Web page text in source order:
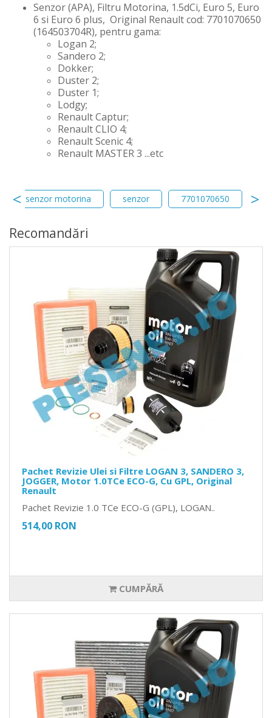
Senzor (APA), Filtru Motorina, 1.5dCi, Euro 5, Euro
6 si Euro 6 plus, Original Renault cod: 7701070650
(164503704R), pentru gama:
Logan 2;
Sandero 2;
Dokker;
Duster 2;
Duster 1;
Lodgy;
Renault Captur;
Renault CLIO 4;
Renault Scenic 4;
Renault MASTER 3 ...etc
senzor motorina senzor 7701070650
Recomandări
Pachet Revizie Ulei si Filtre LOGAN 3, SANDERO 3,
JOGGER, Motor 1.0TCe ECO-G, Cu GPL, Original
Renault
Pachet Revizie 1.0 TCe ECO-G (GPL), LOGAN..
514,00 RON
CUMPĂRĂ